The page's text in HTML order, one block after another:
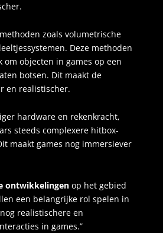
zoals volumetrische
Deze methoden
om objecten in games op een
botsen. Dit maakt de
en realistischer.
hardware en rekenkracht,
steeds complexere hitbox-
maakt games nog immersiever
ontwikkelingen op het gebied
een belangrijke rol spelen in
realistischere en
in games.”